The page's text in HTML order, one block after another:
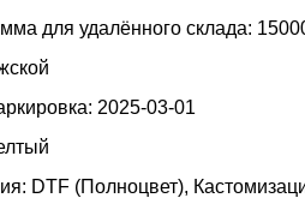
для удалённого склада:
2025-03-01
DTF (Полноцвет),